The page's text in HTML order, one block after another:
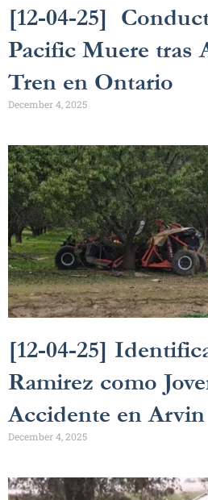
[12-04-25]
Pacific Muere tras
Tren en Ontario
December 4, 2025
[12-04-25]
Ramirez como
Accidente en Arvin
December 4, 2025